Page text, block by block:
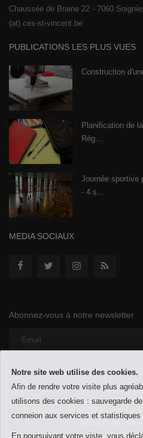
Chaussée de Braine 22 - 7060
(at) ces-st-vincent.be
PUBLICATIONS LES PLUS VUES
Construction
Planification de
Règ...
Journée sportive
- 4 s...
MEDIA SOCIAUX
Abonnez-vous à notre newsletter
Copyright © 1999-2026 CES
Notre site web utilise des cookies.
Afin de rendre votre visite plus
utilisons des cookies : sauvegarde
conneion aux services et statistiques
En poursuivant votre viste, vous